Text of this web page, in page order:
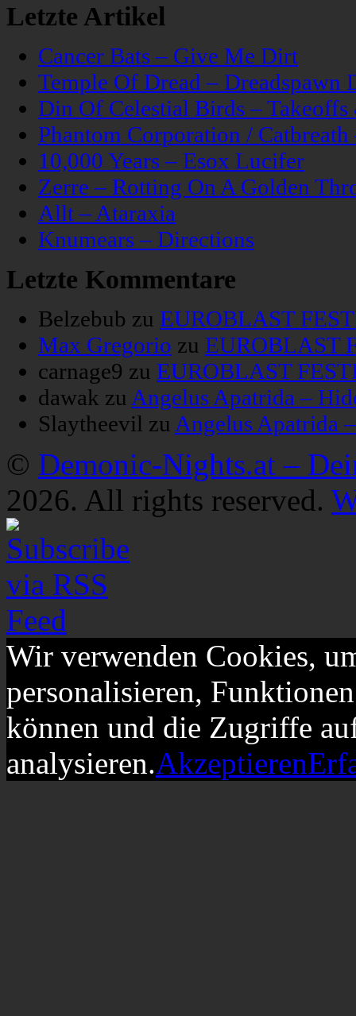
Letzte Artikel
Cancer Bats – Give Me Dirt
Temple Of Dread – Dreadspawn
Din Of Celestial Birds –
Phantom Corporation /
10,000 Years – Esox Lucifer
Zerre – Rotting On A Golden
Allt – Ataraxia
Knumears – Directions
Letzte Kommentare
Belzebub zu EUROBLAST
Max Gregorio zu EUROBLAST
carnage9 zu EUROBLAST
dawak zu Angelus Apatrida –
Slaytheevil zu Angelus Apatrida
© Demonic-Nights.at –
2026. All rights reserved.
Wir verwenden Cookies,
personalisieren,
können und die Zugriffe
analysieren.Akzeptieren